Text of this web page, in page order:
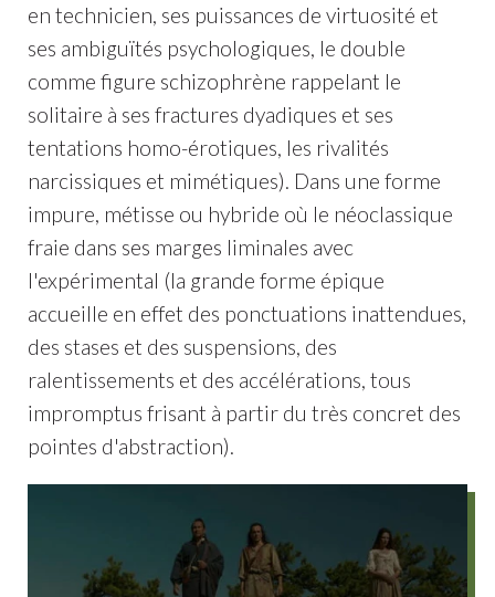
en technicien, ses puissances de virtuosité et
ses ambiguïtés psychologiques, le double
comme figure schizophrène rappelant le
solitaire à ses fractures dyadiques et ses
tentations homo-érotiques, les rivalités
narcissiques et mimétiques). Dans une forme
impure, métisse ou hybride où le néoclassique
fraie dans ses marges liminales avec
l'expérimental (la grande forme épique
accueille en effet des ponctuations inattendues,
des stases et des suspensions, des
ralentissements et des accélérations, tous
impromptus frisant à partir du très concret des
pointes d'abstraction).